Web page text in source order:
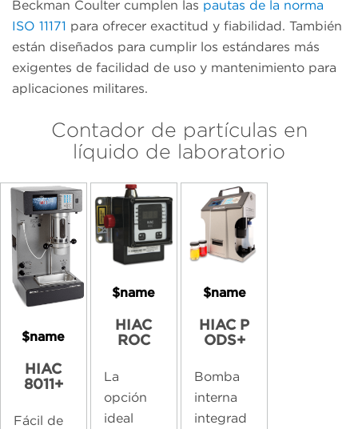
Beckman Coulter cumplen las pautas de la norma
ISO 11171 para ofrecer exactitud y fiabilidad. También
están diseñados para cumplir los estándares más
exigentes de facilidad de uso y mantenimiento para
aplicaciones militares.
Contador de partículas en
líquido de laboratorio
$name
HIAC
8011+
Fácil de
$name
HIAC
ROC
La
opción
ideal
$name
HIAC P
ODS+
Bomba
interna
integrad